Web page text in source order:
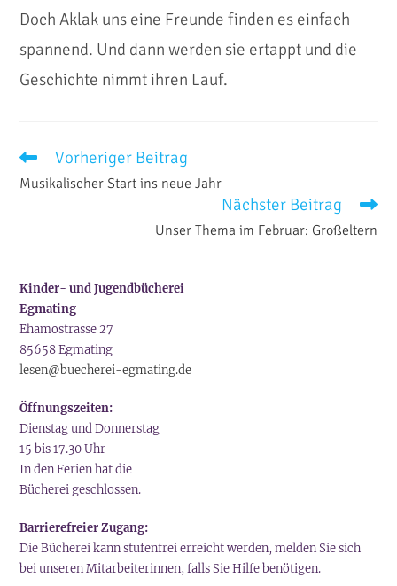
Doch Aklak uns eine Freunde finden es einfach
spannend. Und dann werden sie ertappt und die
Geschichte nimmt ihren Lauf.
Weitere
ansehen
Vorheriger Beitrag
Musikalischer Start ins neue Jahr
Nächster Beitrag
Unser Thema im Februar: Großeltern
Kinder- und Jugendbücherei
Egmating
Ehamostrasse 27
85658 Egmating
lesen@buecherei-egmating.de
Öffnungszeiten:
Dienstag und Donnerstag
15 bis 17.30 Uhr
In den Ferien hat die
Bücherei geschlossen.
Barrierefreier Zugang:
Die Bücherei kann stufenfrei erreicht werden, melden Sie sich
bei unseren Mitarbeiterinnen, falls Sie Hilfe benötigen.